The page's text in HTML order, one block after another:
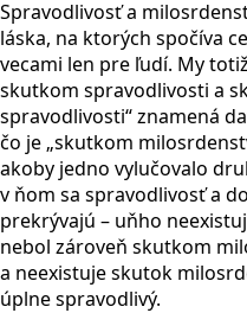
Spravodlivosť a
láska, na ktorých spočíva
vecami len pre ľudí. My
skutkom spravodlivosti a
spravodlivosti“ znamená
čo je „skutkom
akoby jedno vylučovalo
v ňom sa spravodlivosť a
prekrývajú – uňho
nebol zároveň skutkom
a neexistuje skutok
úplne spravodlivý.